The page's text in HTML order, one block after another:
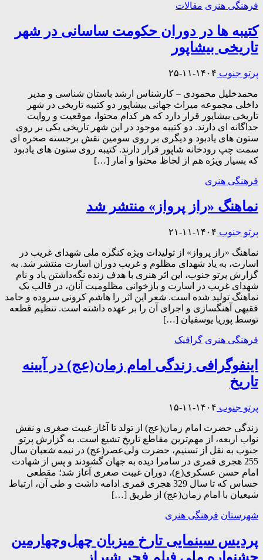
فرهنگی هنری مقالات
کتیبه ها در دوران حکومت ساسانی در شهر
تاریخی بیشاپور
پرتو جنوب ۱۴۰۴-۱۱-۲۵
محمدخلیل محمودی – کارشناس ارشد باستان شناسی و مدیر
داخلی مجموعه میراث جهانی بیشاپور دو کتیبه تاریخی در شهر
تاریخی بیشاپور قرار دارد که هر کدام محتوا، موقعیت و روایت
جداگانه ای دارند. دو کتیبه موجود در این شهر تاریخی یکی بر روی
ستون های یادبود و دیگری بر روی سومین نقش برجسته صخره ای
سمت چپ رودخانه شاپور قرار دارند. کتیبه روی ستون های یادبود
که بسیار ویژه هم از لحاظ محتوا و آمار […]
فرهنگی هنری
نماهنگ «راز پرواز» منتشر شد
پرتو جنوب ۱۴۰۴-۱۱-۲۱
نماهنگ «راز پرواز» از تولیدات ویژه کنگره ملی شهدای غریب در
اسارت، به یاد شهدای مظلوم و غریب دوران اسارت منتشر شد. به
گزارش پرتو جنوب، این اثر هنری با هدف زنده نگه‌داشتن یاد و نام
شهدای غریب در اسارت و بازخوانی مظلومیت آنان، در قالب یک
نماهنگ تولید شده است. شعر این اثر را هاشم کرونی سروده و حامد
فقیهی آهنگسازی و اجرای آن را بر عهده داشته است. تنظیم قطعه
توسط پوریا یوسفیان […]
فرهنگی هنری گرافیک
اینفوگرافی زندگی امام زمان(عج) در آیینه
تاریخ
پرتو جنوب ۱۴۰۴-۱۱-۱۵
زندگی حضرت امام زمان(عج) از تولد تا آغاز غیبت صغری و نقش
نواب اربعه، از مهم‌ترین مقاطع تاریخ تشیع است. به گزارش پرتو
جنوب به نقل از تسنیم، حضرت ولی‌عصر(عج) در نیمه شعبان سال
255 هجری قمری در سامرا دیده به جهان گشودند و پس از شهادت
امام حسن عسکری(ع)، دوران غیبت صغری آغاز شد؛ مقطعی
حساس که تا سال 329 هجری قمری ادامه داشت و طی آن، ارتباط
شیعیان با امام زمان(عج) از طریق […]
شهرستان فرهنگی هنری
پردیس سینمایی تارخ میزبان چهل‌وچهارمین
جشنواره ملی فیلم فجر شیراز